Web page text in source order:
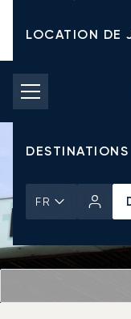
LOCATION DE
TARIFS
JETS PRIVÉS
DESTINATIONS
FR